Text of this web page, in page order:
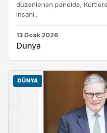
düzenlenen panelde,
insani...
13 Ocak 2026
Dünya
DÜNYA